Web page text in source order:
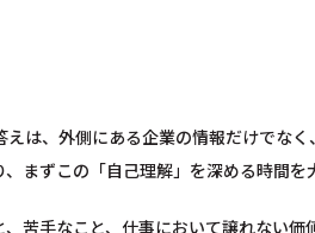
は、外側にある企業の情報だけでな
まずこの「自己理解」を深める時間を
苦手なこと、仕事において譲れない